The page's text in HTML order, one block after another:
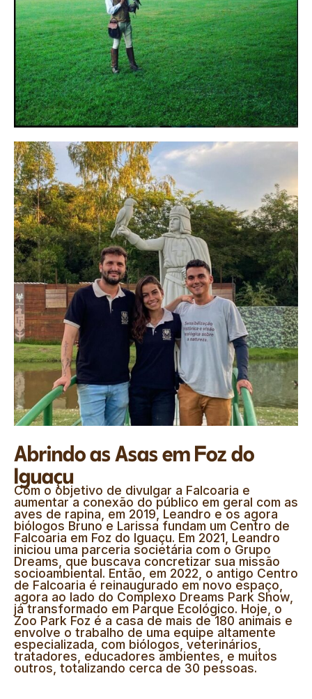
Abrindo as Asas em Foz do
Iguaçu
Com o objetivo de divulgar a Falcoaria e
aumentar a conexão do público em geral com as
aves de rapina, em 2019, Leandro e os agora
biólogos Bruno e Larissa fundam um Centro de
Falcoaria em Foz do Iguaçu. Em 2021, Leandro
iniciou uma parceria societária com o Grupo
Dreams, que buscava concretizar sua missão
socioambiental. Então, em 2022, o antigo Centro
de Falcoaria é reinaugurado em novo espaço,
agora ao lado do Complexo Dreams Park Show,
já transformado em Parque Ecológico. Hoje, o
Zoo Park Foz é a casa de mais de 180 animais e
envolve o trabalho de uma equipe altamente
especializada, com biólogos, veterinários,
tratadores, educadores ambientes, e muitos
outros, totalizando cerca de 30 pessoas.